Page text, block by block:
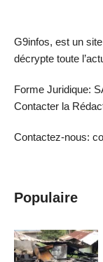
G9infos, est un
décrypte toute
Forme Juridique:
Contacter la
Contactez-nous:
Populaire